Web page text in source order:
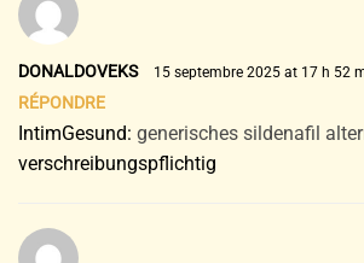
DONALDOVEKS 15 septembre 2025 at 17 h 52
RÉPONDRE
IntimGesund: generisches sildenafil
verschreibungspflichtig